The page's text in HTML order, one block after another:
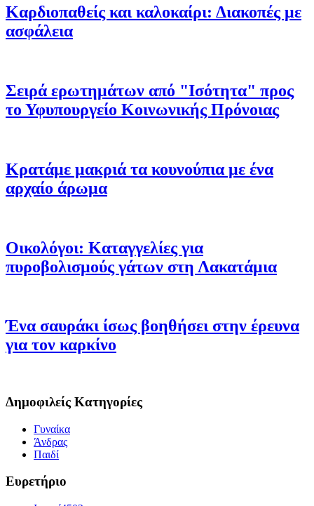
Καρδιοπαθείς και καλοκαίρι: Διακοπές με
ασφάλεια
Σειρά ερωτημάτων από "Ισότητα" προς
το Υφυπουργείο Κοινωνικής Πρόνοιας
Κρατάμε μακριά τα κουνούπια με ένα
αρχαίο άρωμα
Οικολόγοι: Καταγγελίες για
πυροβολισμούς γάτων στη Λακατάμια
Ένα σαυράκι ίσως βοηθήσει στην έρευνα
για τον καρκίνο
Δημοφιλείς Κατηγορίες
Γυναίκα
Άνδρας
Παιδί
Ευρετήριο